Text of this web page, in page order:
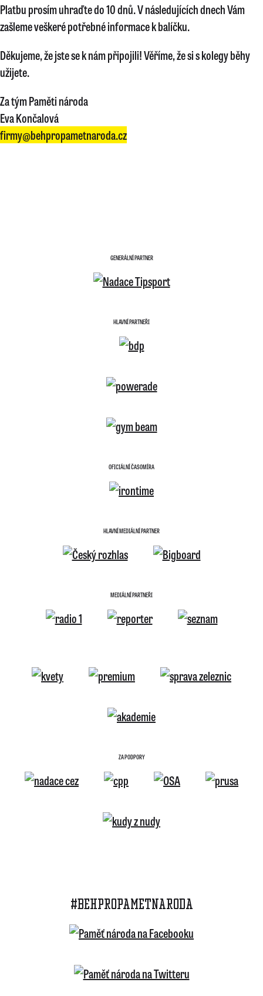
Platbu prosím uhraďte do 10 dnů. V následujících dnech Vám
zašleme veškeré potřebné informace k balíčku.
Děkujeme, že jste se k nám připojili! Věříme, že si s kolegy běhy
užijete.
Za tým Paměti národa
Eva Končalová
firmy@behpropametnaroda.cz
GENERÁLNÍ PARTNER
HLAVNÍ PARTNEŘI
OFICIÁLNÍ ČASOMÍRA
HLAVNÍ MEDIÁLNÍ PARTNER
MEDIÁLNÍ PARTNEŘI
ZA PODPORY
#BEHPROPAMETNARODA